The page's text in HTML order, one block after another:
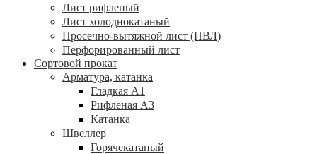
Лист рифленый
Лист холоднокатаный
Просечно-вытяжной лист (ПВЛ)
Перфорированный лист
Сортовой прокат
Арматура, катанка
Гладкая А1
Рифленая А3
Катанка
Швеллер
Горячекатаный